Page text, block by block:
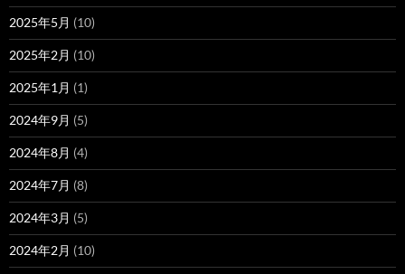
2025年5月 (10)
2025年2月 (10)
2025年1月 (1)
2024年9月 (5)
2024年8月 (4)
2024年7月 (8)
2024年3月 (5)
2024年2月 (10)